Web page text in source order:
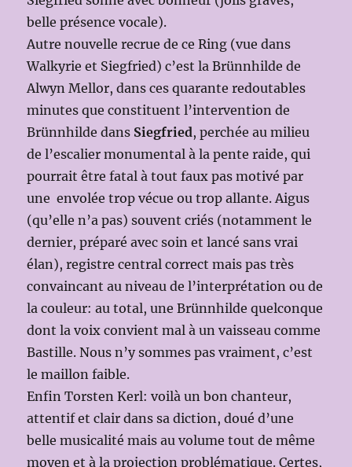
belle présence vocale).
Autre nouvelle recrue de ce Ring (vue dans
Walkyrie et Siegfried) c’est la Brünnhilde de
Alwyn Mellor, dans ces quarante redoutables
minutes que constituent l’intervention de
Brünnhilde dans Siegfried, perchée au milieu
de l’escalier monumental à la pente raide, qui
pourrait être fatal à tout faux pas motivé par
une envolée trop vécue ou trop allante. Aigus
(qu’elle n’a pas) souvent criés (notamment le
dernier, préparé avec soin et lancé sans vrai
élan), registre central correct mais pas très
convaincant au niveau de l’interprétation ou de
la couleur: au total, une Brünnhilde quelconque
dont la voix convient mal à un vaisseau comme
Bastille. Nous n’y sommes pas vraiment, c’est
le maillon faible.
Enfin Torsten Kerl: voilà un bon chanteur,
attentif et clair dans sa diction, doué d’une
belle musicalité mais au volume tout de même
moyen et à la projection problématique. Certes,